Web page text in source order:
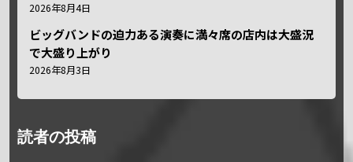
2026年8月4日
ビッグバンドの迫力ある演奏に満々席の店内は大盛況
で大盛り上がり
2026年8月3日
読者の投稿